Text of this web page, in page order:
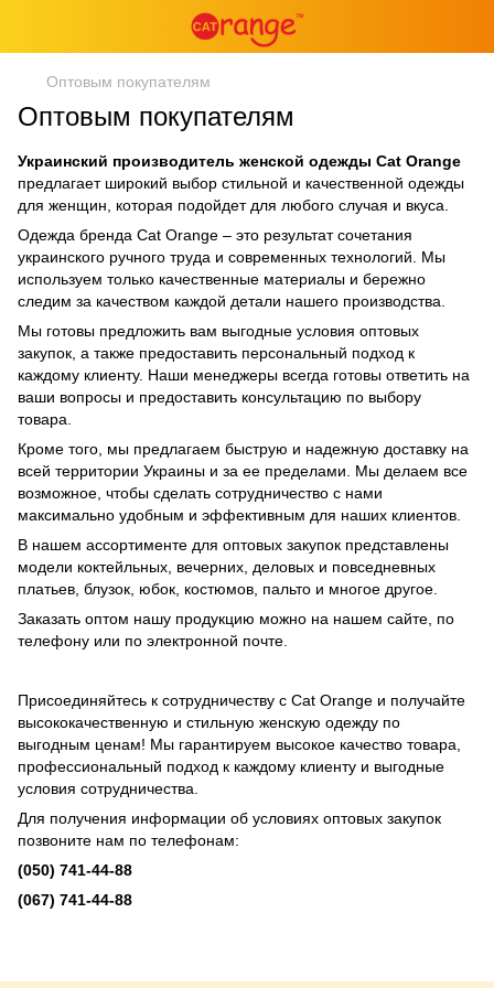
Оптовым покупателям
Оптовым покупателям
Украинский производитель женской одежды Cat Orange
предлагает широкий выбор стильной и качественной одежды
для женщин, которая подойдет для любого случая и вкуса.
Одежда бренда Cat Orange – это результат сочетания
украинского ручного труда и современных технологий.
Мы
используем только качественные материалы и бережно
следим за качеством каждой детали нашего производства.
Мы готовы предложить вам выгодные условия оптовых
закупок, а также предоставить персональный подход к
каждому клиенту. Наши менеджеры всегда готовы ответить на
ваши вопросы и предоставить консультацию по выбору
товара.
Кроме того, мы предлагаем быструю и надежную доставку на
всей территории Украины и за ее пределами.
Мы делаем все
возможное, чтобы сделать сотрудничество с нами
максимально удобным и эффективным для наших клиентов.
В нашем ассортименте для оптовых закупок представлены
модели коктейльных, вечерних, деловых и повседневных
платьев, блузок, юбок, костюмов, пальто и многое другое.
Заказать оптом нашу продукцию можно на нашем сайте, по
телефону или по электронной почте.
Присоединяйтесь к сотрудничеству с Cat Orange и получайте
высококачественную и стильную женскую одежду по
выгодным ценам! Мы гарантируем высокое качество товара,
профессиональный подход к каждому клиенту и выгодные
условия сотрудничества.
Для получения информации об условиях оптовых закупок
позвоните нам по телефонам:
(050) 741-44-88
(067) 741-44-88